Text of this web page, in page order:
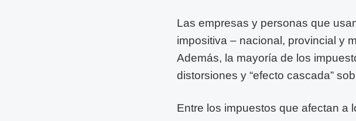
Las empresas y personas que
impositiva – nacional, provincial y
Además, la mayoría de los
distorsiones y “efecto cascada”
Entre los impuestos que afectan a